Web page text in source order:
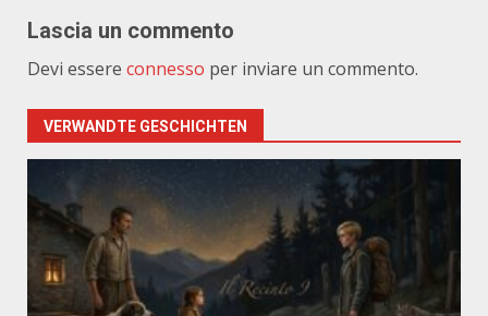
Lascia un commento
Devi essere connesso per inviare un commento.
VERWANDTE GESCHICHTEN